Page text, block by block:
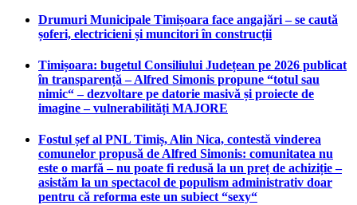
Drumuri Municipale Timișoara face angajări – se caută
șoferi, electricieni și muncitori în construcții
Timișoara: bugetul Consiliului Județean pe 2026 publicat
în transparență – Alfred Simonis propune “totul sau
nimic“ – dezvoltare pe datorie masivă și proiecte de
imagine – vulnerabilități MAJORE
Fostul șef al PNL Timiș, Alin Nica, contestă vinderea
comunelor propusă de Alfred Simonis: comunitatea nu
este o marfă – nu poate fi redusă la un preț de achiziție –
asistăm la un spectacol de populism administrativ doar
pentru că reforma este un subiect “sexy“